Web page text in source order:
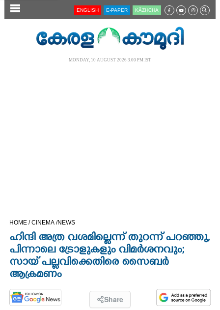
SECTIONS
OPINION
ENGLISH E-PAPER KĀZHCHA
MONDAY, 10 AUGUST 2026 3.00 PM IST
HOME /CINEMA /NEWS
ഹിന്ദി അത്ര വശമില്ലെന്ന് തുറന്ന് പറഞ്ഞു,
​പിന്നാലെ ട്രോളുകളും വിമർശനവും;
സായ് പല്ലവിക്കെതിരെ സൈബർ
ആക്രമണം
Share